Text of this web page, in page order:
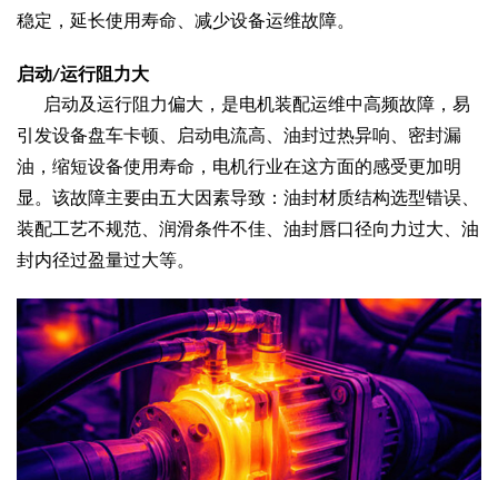
稳定，延长使用寿命、减少设备运维故障。
启动/运行阻力大
启动及运行阻力偏大，是电机装配运维中高频故障，易
引发设备盘车卡顿、启动电流高、油封过热异响、密封漏
油，缩短设备使用寿命，电机行业在这方面的感受更加明
显。该故障主要由五大因素导致：油封材质结构选型错误、
装配工艺不规范、润滑条件不佳、油封唇口径向力过大、油
封内径过盈量过大等。